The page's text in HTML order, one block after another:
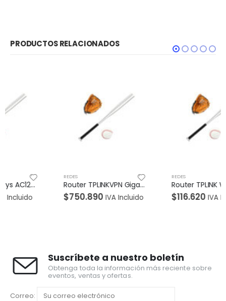
PRODUCTOS RELACIONADOS
REDES
Router TPLINKVPN Gigabit Multi-WAN
$750.890 IVA Incluido
REDES
Router TPLINK WI-FI Doble banda AC750 Gestion Remota WISP 3 antenas externas.
$116.620 IVA Incluido
Suscríbete a nuestro boletín
Obtenga toda la información más reciente sobre
eventos, ventas y ofertas.
Correo: